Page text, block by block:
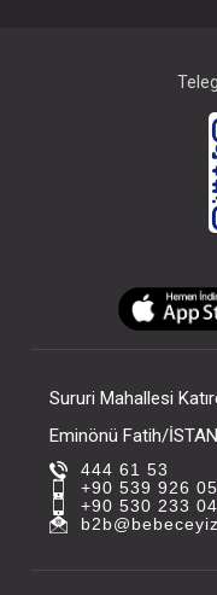
Sururi Mahallesi
Eminönü Fatih/
444 61 53
+90 539 926
+90 530 233